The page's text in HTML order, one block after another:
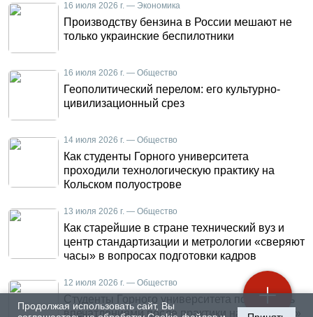
Продолжая использовать сайт, Вы
16 июля 2026 г. — Экономика
Производству бензина в России мешают не
только украинские беспилотники
16 июля 2026 г. — Общество
Геополитический перелом: его культурно-
цивилизационный срез
14 июля 2026 г. — Общество
Как студенты Горного университета
проходили технологическую практику на
Кольском полуострове
13 июля 2026 г. — Общество
Как старейшие в стране технический вуз и
центр стандартизации и метрологии «сверяют
часы» в вопросах подготовки кадров
12 июля 2026 г. — Общество
Студенты Горного университета поделились
впечатлениями после практики на «КАМАЗе»